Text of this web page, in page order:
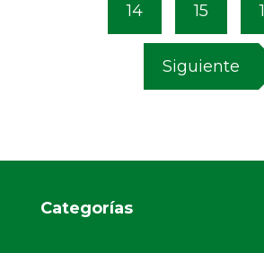
14 15
Siguiente
Categorías